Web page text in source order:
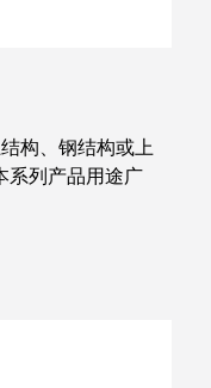
构、钢结构或上
系列产品用途广